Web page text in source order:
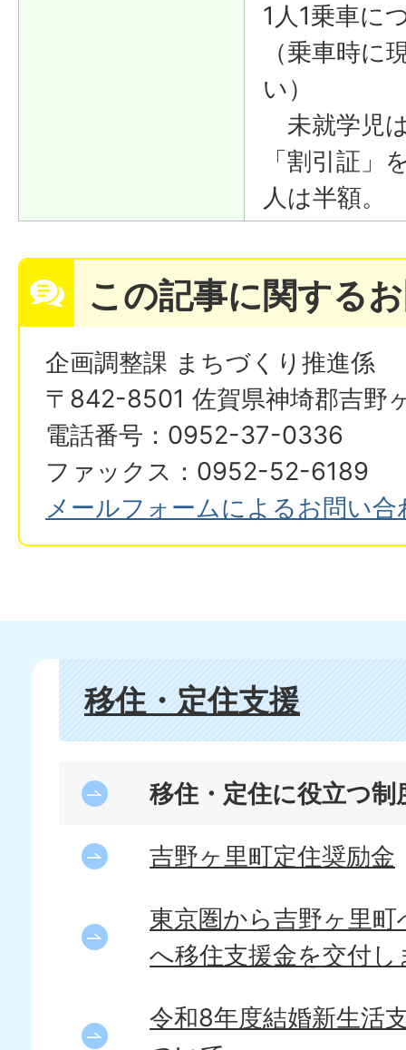
1人1乗車に
（乗車時に
い）
未就学児
「割引証」
人は半額。
この記事に関する
企画調整課 まちづくり推進係
〒842-8501 佐賀県神埼郡吉野
電話番号：0952-37-0336
ファックス：0952-52-6189
メールフォームによるお問い合
移住・定住支援
移住・定住に役立つ
吉野ヶ里町定住奨励金
東京圏から吉野ヶ里
へ移住支援金を交付し
令和8年度結婚新生活